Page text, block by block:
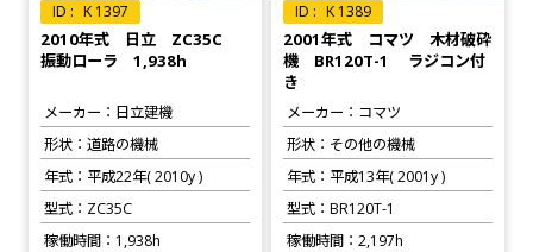
K 1397
2010年式 日立 ZC35C
振動ローラ 1,938h
メーカー
日立建機
形状
道路の機械
年式
平成22年( 2010y )
型式
ZC35C
稼働時間
1,938h
K 1389
2001年式 コマツ 木材破砕
機 BR120T-1 ラジコン付
き
メーカー
コマツ
形状
その他の機械
年式
平成13年( 2001y )
型式
BR120T-1
稼働時間
2,197h